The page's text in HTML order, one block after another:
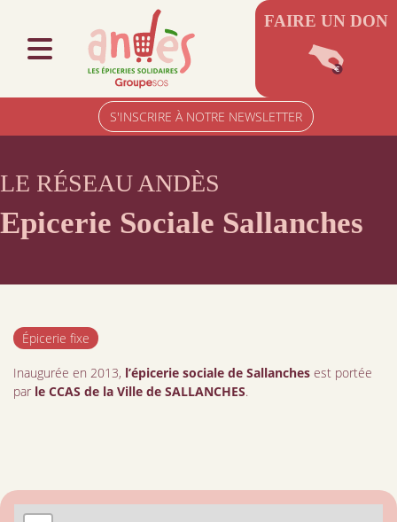
S'INSCRIRE À NOTRE NEWSLETTER
FAIRE UN DON
LE RÉSEAU ANDÈS
Epicerie Sociale Sallanches
Épicerie fixe
Inaugurée en 2013, l’épicerie sociale de Sallanches est portée
par le CCAS de la Ville de SALLANCHES.